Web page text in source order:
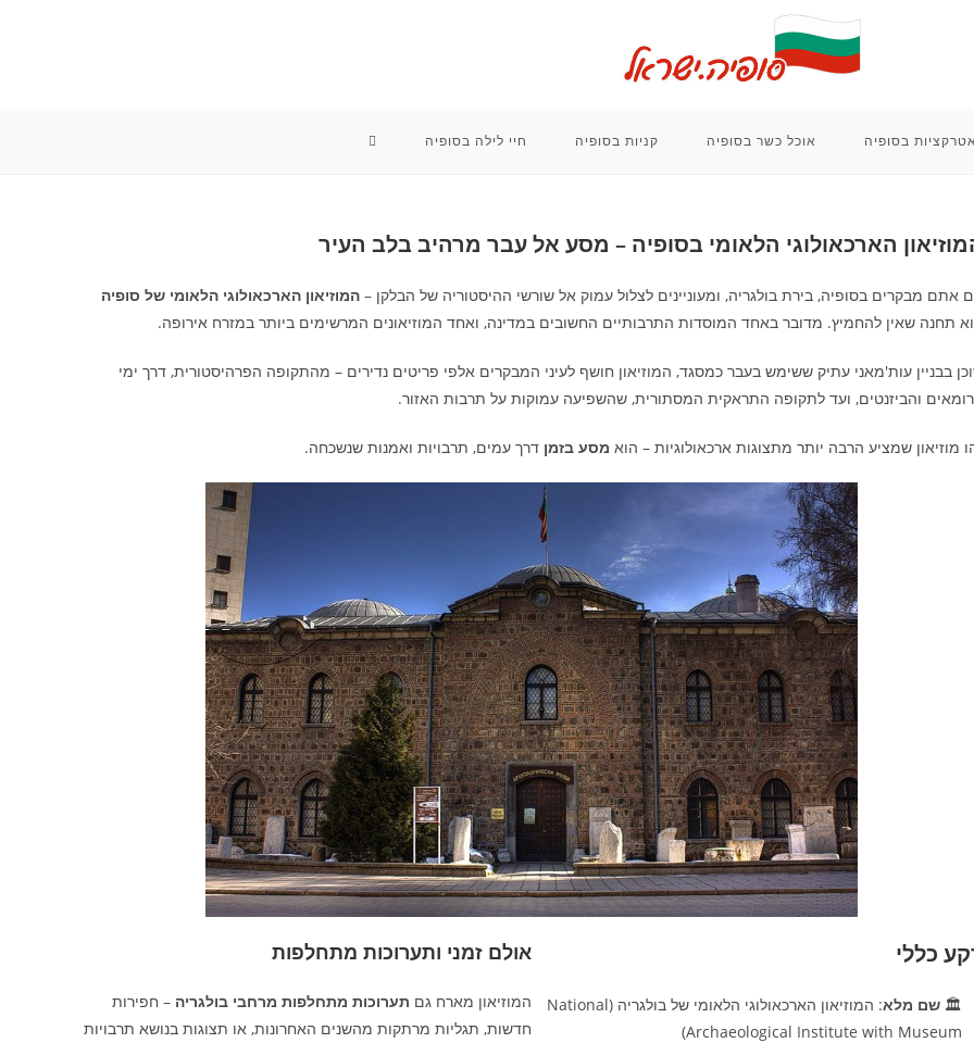
אטרקציות בסופיה אוכל כשר בסופיה קניות בסופיה חיי לילה בסופיה TOGGLE
הארכאולוגי הלאומי בסופיה – מסע אל עבר מרהיב בלב העיר
אתם מבקרים בסופיה, בירת בולגריה, ומעוניינים לצלול עמוק אל שורשי ההיסטוריה של הבלקן – המוזיאון הארכאולוגי הלאומי של סופיה
תחנה שאין להחמיץ. מדובר באחד המוסדות התרבותיים החשובים במדינה, ואחד המוזיאונים המרשימים ביותר במזרח אירופה.
בבניין עות'מאני עתיק ששימש בעבר כמסגד, המוזיאון חושף לעיני המבקרים אלפי פריטים נדירים – מהתקופה הפרהיסטורית, דרך ימי
והביזנטים, ועד לתקופה התראקית המסתורית, שהשפיעה עמוקות על תרבות האזור.
מוזיאון שמציע הרבה יותר מתצוגות ארכאולוגיות – הוא מסע בזמן דרך עמים, תרבויות ואמנות שנשכחה.
כללי
🏛️ שם מלא
: המוזיאון הארכאולוגי הלאומי של בולגריה (National
Archaeological Institute with Museum)
אולם זמני ותערוכות מתחלפות
המוזיאון מארח גם תערוכות מתחלפות מרחבי בולגריה – חפירות
חדשות, תגליות מרתקות מהשנים האחרונות, או תצוגות בנושא תרבויות